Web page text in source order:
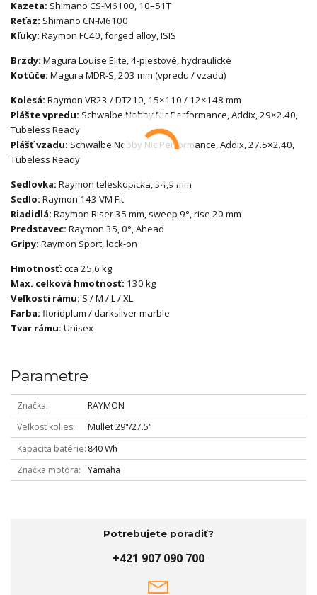
Kazeta: Shimano CS-M6100, 10–51T
Reťaz: Shimano CN-M6100
Kľuky: Raymon FC40, forged alloy, ISIS
Brzdy: Magura Louise Elite, 4-piestové, hydraulické
Kotúče: Magura MDR-S, 203 mm (vpredu / vzadu)
Kolesá: Raymon VR23 / DT210, 15×110 / 12×148 mm
Plášte vpredu: Schwalbe Nobby Nic Performance, Addix, 29×2.40,
Tubeless Ready
Plášť vzadu: Schwalbe Nobby Nic Performance, Addix, 27.5×2.40,
Tubeless Ready
Sedlovka: Raymon teleskopická, 34,9 mm
Sedlo: Raymon 143 VM Fit
Riadidlá: Raymon Riser 35 mm, sweep 9°, rise 20 mm
Predstavec: Raymon 35, 0°, Ahead
Gripy: Raymon Sport, lock-on
Hmotnosť: cca 25,6 kg
Max. celková hmotnosť: 130 kg
Veľkosti rámu: S / M / L / XL
Farba: floridplum / darksilver marble
Tvar rámu: Unisex
Parametre
Značka
RAYMON
Veľkosť kolies
Mullet 29"/27.5"
Kapacita batérie 840 Wh
Značka motora
Yamaha
Potrebujete poradiť?
+421 907 090 700